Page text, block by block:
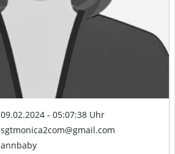
09.02.2024 - 05:07:38 Uhr
sgtmonica2com@gmail.com
annbaby